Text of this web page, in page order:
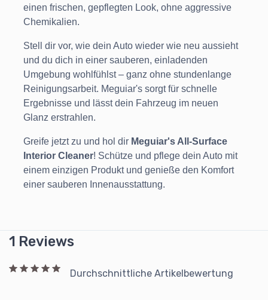
einen frischen, gepflegten Look, ohne aggressive
Chemikalien.
Stell dir vor, wie dein Auto wieder wie neu aussieht
und du dich in einer sauberen, einladenden
Umgebung wohlfühlst – ganz ohne stundenlange
Reinigungsarbeit. Meguiar's sorgt für schnelle
Ergebnisse und lässt dein Fahrzeug im neuen
Glanz erstrahlen.
Greife jetzt zu und hol dir Meguiar's All-Surface
Interior Cleaner! Schütze und pflege dein Auto mit
einem einzigen Produkt und genieße den Komfort
einer sauberen Innenausstattung.
1 Reviews
Durchschnittliche Artikelbewertung